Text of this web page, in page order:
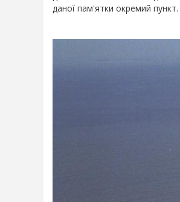
даної пам'ятки окремий пункт.